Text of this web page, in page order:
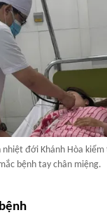
nhiệt đới Khánh Hòa
bệnh tay chân miệng.